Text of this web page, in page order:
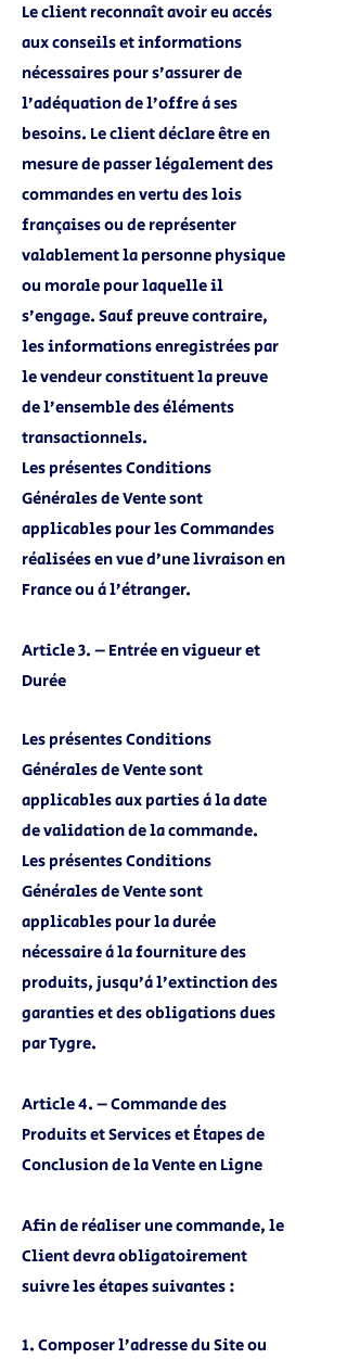
Le client reconnaît avoir eu accès
aux conseils et informations
nécessaires pour s’assurer de
l’adéquation de l’offre à ses
besoins. Le client déclare être en
mesure de passer légalement des
commandes en vertu des lois
françaises ou de représenter
valablement la personne physique
ou morale pour laquelle il
s’engage. Sauf preuve contraire,
les informations enregistrées par
le vendeur constituent la preuve
de l’ensemble des éléments
transactionnels.
Les présentes Conditions
Générales de Vente sont
applicables pour les Commandes
réalisées en vue d’une livraison en
France ou à l’étranger.
Article 3. – Entrée en vigueur et
Durée
Les présentes Conditions
Générales de Vente sont
applicables aux parties à la date
de validation de la commande.
Les présentes Conditions
Générales de Vente sont
applicables pour la durée
nécessaire à la fourniture des
produits, jusqu’à l’extinction des
garanties et des obligations dues
par Tygre.
Article 4. – Commande des
Produits et Services et Étapes de
Conclusion de la Vente en Ligne
Afin de réaliser une commande, le
Client devra obligatoirement
suivre les étapes suivantes :
1. Composer l’adresse du Site ou